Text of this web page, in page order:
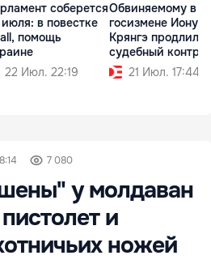
соберется
в повестке
помощь
22 Июл. 22:19
Обвиняемому в
госизмене Иону
Крянгэ продлили
судебный
21 Июл. 17:44
7 080
у молдаван
и
ножей